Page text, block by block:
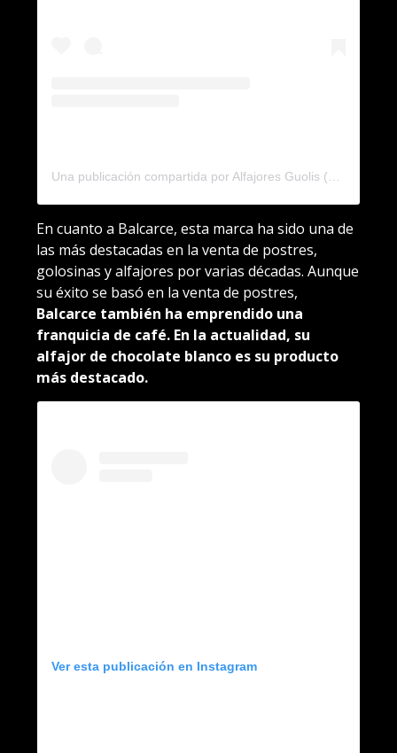
En cuanto a Balcarce, esta marca ha sido una de
las más destacadas en la venta de postres,
golosinas y alfajores por varias décadas. Aunque
su éxito se basó en la venta de postres,
Balcarce también ha emprendido una
franquicia de café. En la actualidad, su
alfajor de chocolate blanco es su producto
más destacado.
Ver esta publicación en Instagram